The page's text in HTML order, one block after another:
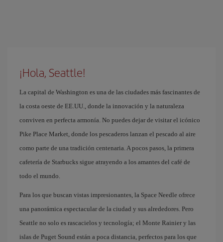
¡Hola, Seattle!
La capital de Washington es una de las ciudades más fascinantes de
la costa oeste de EE.UU., donde la innovación y la naturaleza
conviven en perfecta armonía. No puedes dejar de visitar el icónico
Pike Place Market, donde los pescaderos lanzan el pescado al aire
como parte de una tradición centenaria. A pocos pasos, la primera
cafetería de Starbucks sigue atrayendo a los amantes del café de
todo el mundo.
Para los que buscan vistas impresionantes, la Space Needle ofrece
una panorámica espectacular de la ciudad y sus alrededores. Pero
Seattle no solo es rascacielos y tecnología; el Monte Rainier y las
islas de Puget Sound están a poca distancia, perfectos para los que